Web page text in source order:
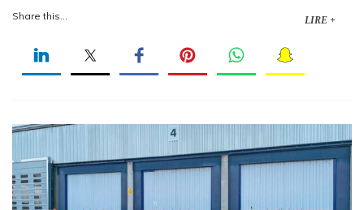
Share this... LIRE +